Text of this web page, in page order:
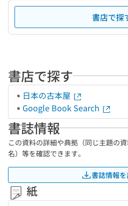
書店で探
書店で探す
日本の古本屋
Google Book Search
書誌情報
この資料の詳細や典拠（同じ主題の
名）等を確認できます。
書誌情報を
紙